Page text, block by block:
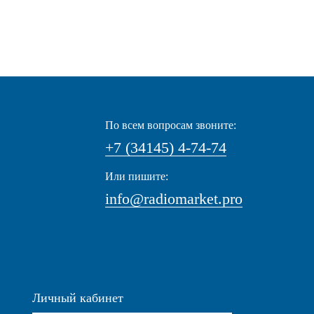
По всем вопросам звоните:
+7 (34145) 4-74-74
Или пишите:
info@radiomarket.pro
Личный кабинет